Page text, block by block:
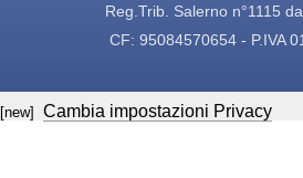
Reg.Trib. Salerno n°1115
CF: 95084570654 - P.IVA
[new] Cambia impostazioni Privacy